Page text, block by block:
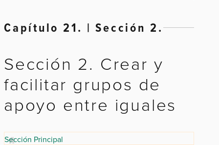
Capítulo 21. | Sección 2.
Sección 2. Crear y
facilitar grupos de
apoyo entre iguales
Sección Principal